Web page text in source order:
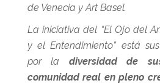
de Venecia y Art Basel.
La iniciativa del “El Ojo del
y el Entendimiento” está
por la diversidad de
comunidad real en pleno